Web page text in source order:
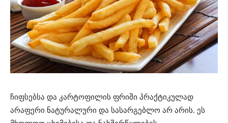
ჩიფსებსა და კარტოფილის ფრიში პრაქტიკულად
არაფერი ნატურალური და სასარგებლო არ არის. ეს